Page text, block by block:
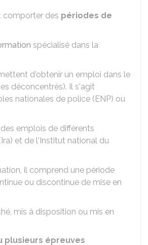
comporter des périodes de
spécialisé dans la
d'obtenir un emploi dans le
déconcentrés). Il s'agit
nationales de police (ENP) ou
emplois de différents
et de l'Institut national du
il comprend une période
ou discontinue de mise en
mis à disposition ou mis en
plusieurs épreuves